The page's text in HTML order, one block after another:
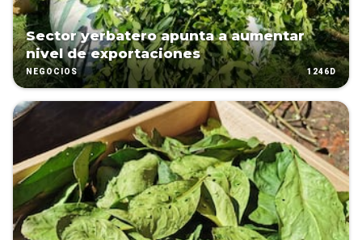
Sector yerbatero apunta a aumentar
nivel de exportaciones
NEGOCIOS 1246D